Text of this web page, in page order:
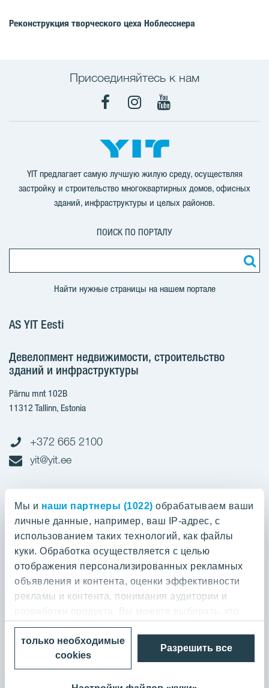
Мы и наши партнеры (1022) обрабатываем ваши
личные данные, например, ваш IP-адрес, с
использованием таких технологий, как файлы
куки. Обработка осуществляется с целью
отображения персонализированных рекламных
объявления и контента, оценки эффективности
рекламы и контента, понимания аудитории и
разработки продукта. Вы можете выбирать, кто
может использовать ваши данные и для каких
целей.
Если вы разрешите, мы также хотели бы:
Разрешить все
только необходимые
cookies
Реконструкция творческого цеха Ноблесснера
Присоединяйтесь к нам
FacebookInstagram
YouTube
YIT предлагает самую лучшую жилую среду, осуществляя
застройку и строительство многоквартирных домов, офисных
зданий, инфраструктуры и целых районов.
ПОИСК ПО ПОРТАЛУ
Найти нужные страницы на нашем портале
AS YIT Eesti
Девелопмент недвижимости, строительство
зданий и инфраструктуры
Pärnu mnt 102B
11312 Tallinn, Estonia
+372 665 2100
yit@yit.ee
Cчет-фактура
Регистрационный номер: 10093801
pdfinvoices.yit.eesti@bscs.basware.com
О предприятии
Кодекс норм поведения
Контакт
Выполненные работы и отзывы
Покупаем землю
YIT Finland
Политика конфиденциальности
© 2026 YIT Corporation